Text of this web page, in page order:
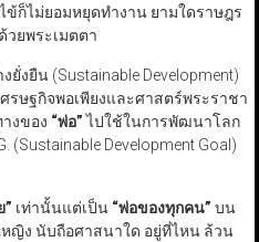
ก็ไม่ยอมหยุดทำงาน ยามใดราษฎร
วยพระเมตตา
งยืน (Sustainable Development)
ษฐกิจพอเพียงและศาสตร์พระราชา
งของ “พ่อ”ไปใช้ในการพัฒนาโลก
(Sustainable Development Goal)
” เท่านั้นแต่เป็น “พ่อของทุกคน” บน
ญิง นับถือศาสนาใด อยู่ที่ไหน ล้วน